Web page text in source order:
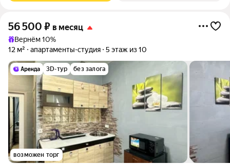
56 500 ₽ в месяц
Вернём 10%
12 м²
апартаменты-студия 5 этаж из 10
3D-тур без залога
возможен торг